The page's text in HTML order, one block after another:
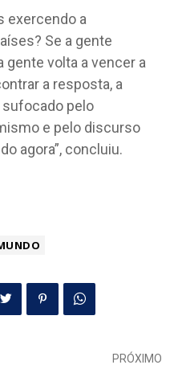
exercendo a
Se a gente
gente volta a vencer a
a resposta, a
pelo
e pelo discurso
agora”, concluiu.
PRÓXIMO